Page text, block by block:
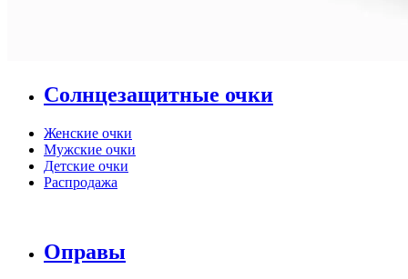
Солнцезащитные очки
Женские очки
Мужские очки
Детские очки
Распродажа
Оправы